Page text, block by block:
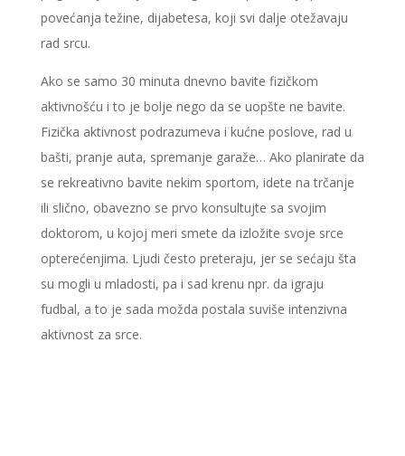
povećanja težine, dijabetesa, koji svi dalje otežavaju
rad srcu.
Ako se samo 30 minuta dnevno bavite fizičkom
aktivnošću i to je bolje nego da se uopšte ne bavite.
Fizička aktivnost podrazumeva i kućne poslove, rad u
bašti, pranje auta, spremanje garaže… Ako planirate da
se rekreativno bavite nekim sportom, idete na trčanje
ili slično, obavezno se prvo konsultujte sa svojim
doktorom, u kojoj meri smete da izložite svoje srce
opterećenjima. Ljudi često preteraju, jer se sećaju šta
su mogli u mladosti, pa i sad krenu npr. da igraju
fudbal, a to je sada možda postala suviše intenzivna
aktivnost za srce.